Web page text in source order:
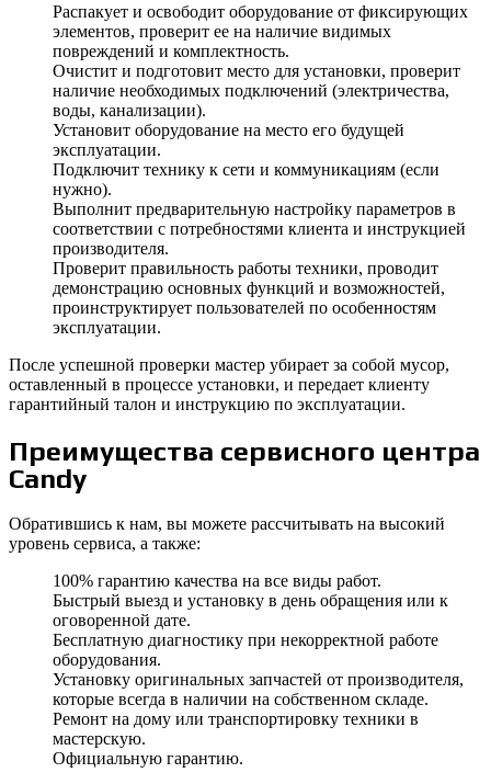
Распакует и освободит оборудование от фиксирующих
элементов, проверит ее на наличие видимых
повреждений и комплектность.
Очистит и подготовит место для установки, проверит
наличие необходимых подключений (электричества,
воды, канализации).
Установит оборудование на место его будущей
эксплуатации.
Подключит технику к сети и коммуникациям (если
нужно).
Выполнит предварительную настройку параметров в
соответствии с потребностями клиента и инструкцией
производителя.
Проверит правильность работы техники, проводит
демонстрацию основных функций и возможностей,
проинструктирует пользователей по особенностям
эксплуатации.
После успешной проверки мастер убирает за собой мусор,
оставленный в процессе установки, и передает клиенту
гарантийный талон и инструкцию по эксплуатации.
Преимущества сервисного центра
Candy
Обратившись к нам, вы можете рассчитывать на высокий
уровень сервиса, а также:
100% гарантию качества на все виды работ.
Быстрый выезд и установку в день обращения или к
оговоренной дате.
Бесплатную диагностику при некорректной работе
оборудования.
Установку оригинальных запчастей от производителя,
которые всегда в наличии на собственном складе.
Ремонт на дому или транспортировку техники в
мастерскую.
Официальную гарантию.